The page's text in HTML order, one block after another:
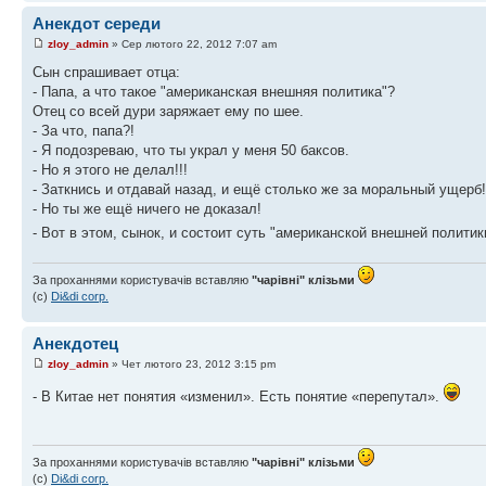
Анекдот середи
zloy_admin » Сер лютого 22, 2012 7:07 am
Сын спрашивает отца:
- Папа, а что такое "американская внешняя политика"?
Отец со всей дури заряжает ему по шее.
- За что, папа?!
- Я подозреваю, что ты украл у меня 50 баксов.
- Но я этого не делал!!!
- Заткнись и отдавай назад, и ещё столько же за моральный ущерб!
- Но ты же ещё ничего не доказал!
- Вот в этом, сынок, и состоит суть "американской внешней
За проханнями користувачів вставляю "чарівні" клізьми
(с) Di&di corp.
Анекдотец
zloy_admin » Чет лютого 23, 2012 3:15 pm
- В Китaе нет понятия «изменил». Есть понятие «перепутaл».
За проханнями користувачів вставляю "чарівні" клізьми
(с) Di&di corp.